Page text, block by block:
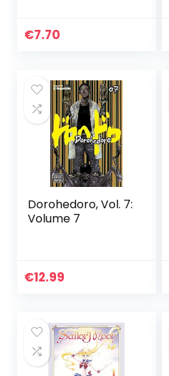
€7.70
Dorohedoro, Vol. 7:
Volume 7
€12.99